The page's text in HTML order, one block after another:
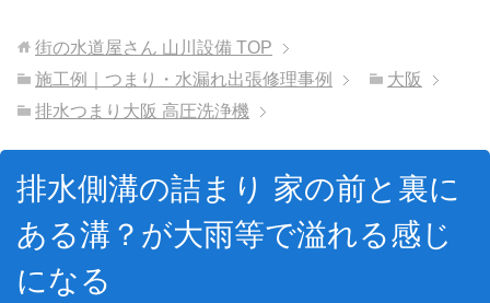
街の水道屋さん 山川設備 TOP
施工例｜つまり・水漏れ出張修理事例
大阪
排水つまり大阪 高圧洗浄機
排水側溝の詰まり 家の前と裏に
ある溝？が大雨等で溢れる感じ
になる